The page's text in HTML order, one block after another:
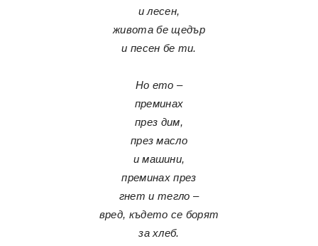
и лесен,
живота бе щедър
и песен бе ти.
Но ето –
преминах
през дим,
през масло
и машини,
преминах през
гнет и тегло –
вред, където се борят
за хлеб.